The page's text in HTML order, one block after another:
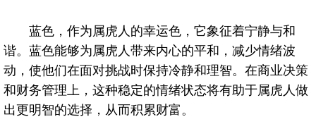
蓝色，作为属虎人的幸运色，它象征着宁静与和
谐。蓝色能够为属虎人带来内心的平和，减少情绪波
动，使他们在面对挑战时保持冷静和理智。在商业决策
和财务管理上，这种稳定的情绪状态将有助于属虎人做
出更明智的选择，从而积累财富。